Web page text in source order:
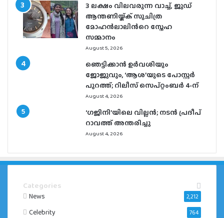
3 ലക്ഷം വിലവരുന്ന വാച്ച്, ജൂഡ്
ആന്തണിയ്ക്ക് സുചിത്ര
മോഹൻലാലിൻറെ സ്നേഹ
സമ്മാനം
August 5, 2026
ഞെട്ടിക്കാൻ ഉർവശിയും
ജോജുവും, ‘ആശ’യുടെ പോസ്റ്റർ
പുറത്ത്; റിലീസ് സെപ്റ്റംബർ 4-ന്
August 4, 2026
‘ഗജിനി’യിലെ വില്ലൻ; നടൻ പ്രദീപ്
റാവത്ത് അന്തരിച്ചു
August 4, 2026
Categories
News 2,212
Celebrity 764